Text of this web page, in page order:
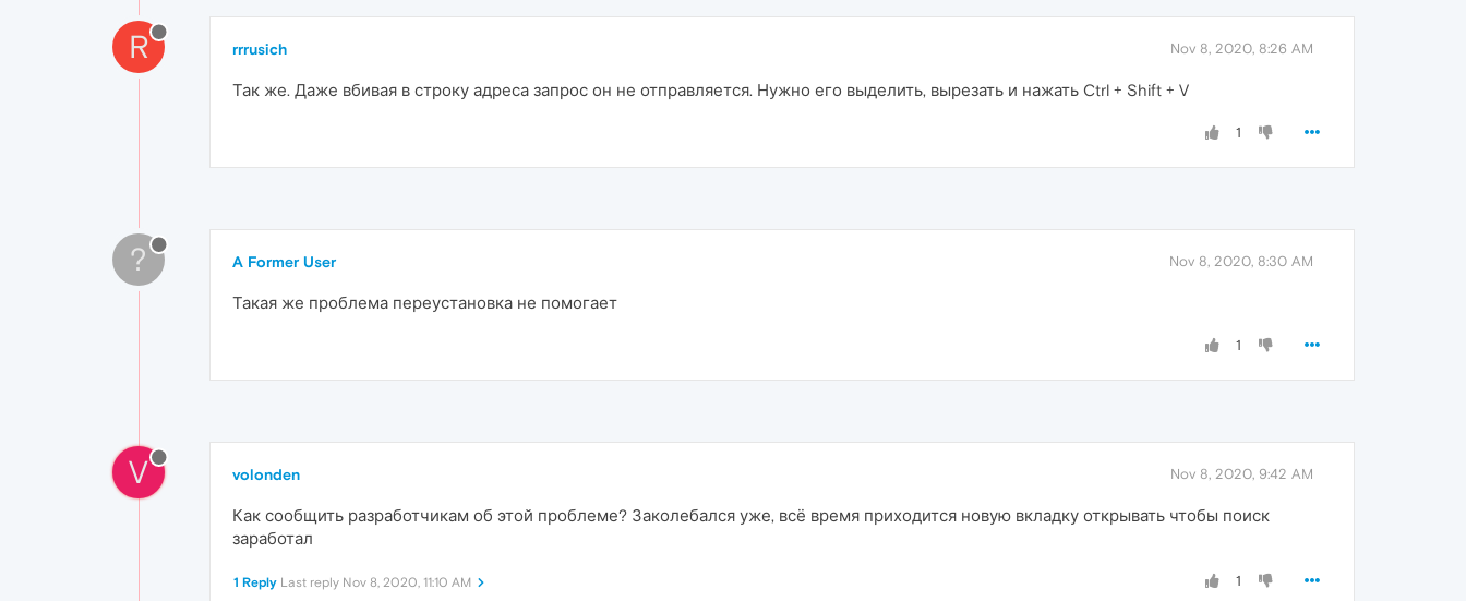
R rrrusich Nov 8, 2020, 8:26 AM
Так же. Даже вбивая в строку адреса запрос он не отправляется. Нужно его выделить, вырезать и нажать Ctrl + Shift + V
1
? A Former User Nov 8, 2020, 8:30 AM
Такая же проблема переустановка не помогает
1
V volonden Nov 8, 2020, 9:42 AM
Как сообщить разработчикам об этой проблеме? Заколебался уже, всё время приходится новую вкладку открывать чтобы поиск
заработал
1
1 Reply Last reply Nov 8, 2020, 11:10 AM